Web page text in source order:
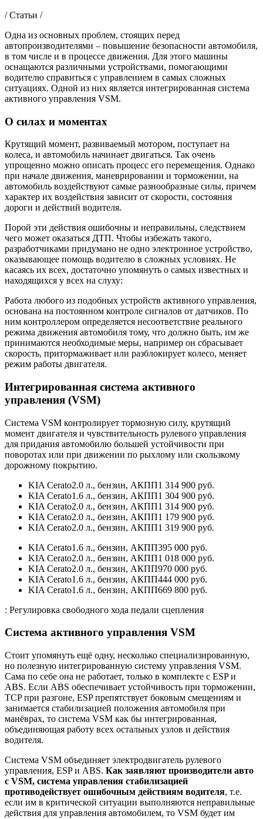
/ Статьи /
Одна из основных проблем, стоящих перед
автопроизводителями – повышение безопасности автомобиля,
в том числе и в процессе движения. Для этого машины
оснащаются различными устройствами, помогающими
водителю справиться с управлением в самых сложных
ситуациях. Одной из них является интегрированная система
активного управления VSM.
О силах и моментах
Крутящий момент, развиваемый мотором, поступает на
колеса, и автомобиль начинает двигаться. Так очень
упрощенно можно описать процесс его перемещения. Однако
при начале движения, маневрировании и торможении, на
автомобиль воздействуют самые разнообразные силы, причем
характер их воздействия зависит от скорости, состояния
дороги и действий водителя.
Порой эти действия ошибочны и неправильны, следствием
чего может оказаться ДТП. Чтобы избежать такого,
разработчиками придумано не одно электронное устройство,
оказывающее помощь водителю в сложных условиях. Не
касаясь их всех, достаточно упомянуть о самых известных и
находящихся у всех на слуху:
Работа любого из подобных устройств активного управления,
основана на постоянном контроле сигналов от датчиков. По
ним контроллером определяется несоответствие реального
режима движения автомобиля тому, что должно быть, им же
принимаются необходимые меры, например он сбрасывает
скорость, притормаживает или разблокирует колесо, меняет
режим работы двигателя.
Интегрированная система активного
управления (VSM)
Система VSM контролирует тормозную силу, крутящий
момент двигателя и чувствительность рулевого управления
для придания автомобилю большей устойчивости при
поворотах или при движении по рыхлому или скользкому
дорожному покрытию.
KIA Cerato2.0 л., бензин, АКПП1 314 900 руб.
KIA Cerato1.6 л., бензин, АКПП1 304 900 руб.
KIA Cerato2.0 л., бензин, АКПП1 314 900 руб.
KIA Cerato2.0 л., бензин, АКПП1 179 900 руб.
KIA Cerato2.0 л., бензин, АКПП1 319 900 руб.
KIA Cerato1.6 л., бензин, АКПП395 000 руб.
KIA Cerato2.0 л., бензин, АКПП1 018 000 руб.
KIA Cerato2.0 л., бензин, АКПП970 000 руб.
KIA Cerato1.6 л., бензин, АКПП444 000 руб.
KIA Cerato1.6 л., бензин, АКПП669 800 руб.
: Регулировка свободного хода педали сцепления
Система активного управления VSM
Стоит упомянуть ещё одну, несколько специализированную,
но полезную интегрированную систему управления VSM.
Сама по себе она не работает, только в комплекте с ESP и
ABS. Если ABS обеспечивает устойчивость при торможении,
TCP при разгоне, ESP препятствует боковым смещениям и
занимается стабилизацией положения автомобиля при
манёврах, то система VSM как бы интегрированная,
объединяющая работу всех остальных узлов и действия
водителя.
Система VSM объединяет электродвигатель рулевого
управления, ESP и ABS. Как заявляют производители авто
с VSM, система управления стабилизацией
противодействует ошибочным действиям водителя, т.е.
если им в критической ситуации выполняются неправильные
действия для управления автомобилем, то VSM будет им